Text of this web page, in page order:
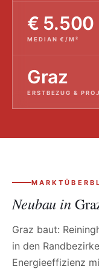
€ 5.500
MEDIAN €/M²
Graz
ERSTBEZUG &
Neubau in
Graz baut:
in den
Energieeffizienz